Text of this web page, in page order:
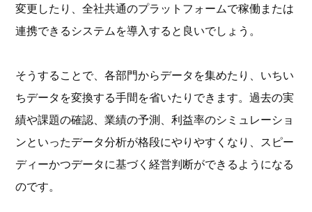
変更したり、全社共通のプラットフォームで稼働または
連携できるシステムを導入すると良いでしょう。
そうすることで、各部門からデータを集めたり、いちい
ちデータを変換する手間を省いたりできます。過去の実
績や課題の確認、業績の予測、利益率のシミュレーショ
ンといったデータ分析が格段にやりやすくなり、スピー
ディーかつデータに基づく経営判断ができるようになる
のです。